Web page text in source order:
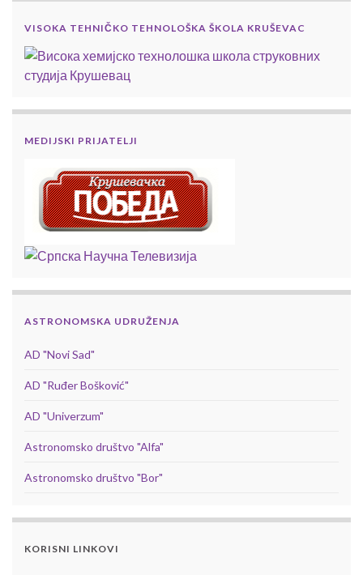
VISOKA TEHNIČKO TEHNOLOŠKA ŠKOLA KRUŠEVAC
MEDIJSKI PRIJATELJI
ASTRONOMSKA UDRUŽENJA
AD "Novi Sad"
AD "Ruđer Bošković"
AD "Univerzum"
Astronomsko društvo "Alfa"
Astronomsko društvo "Bor"
KORISNI LINKOVI